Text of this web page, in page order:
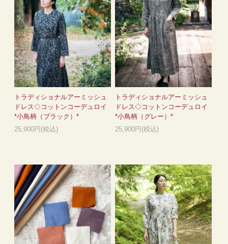
トラディショナルアーミッシュ
ドレス◇コットンコーデュロイ
*小鳥柄（ブラック）*
25,900円(税込)
トラディショナルアーミッシュ
ドレス◇コットンコーデュロイ
*小鳥柄（グレー）*
25,900円(税込)